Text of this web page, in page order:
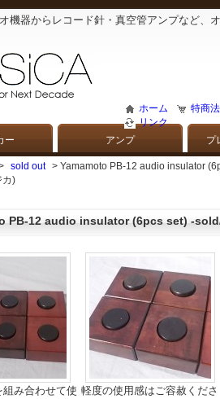
機器からレコード針・真空管アンプなど、
ホーム 特商
リンク
ー アンプ プ
sold out
> Yamamoto PB-12 audio insulator
カ)
PB-12 audio insulator (6pcs set) -
み合わせて使 軽度の使用感はご容赦くださ